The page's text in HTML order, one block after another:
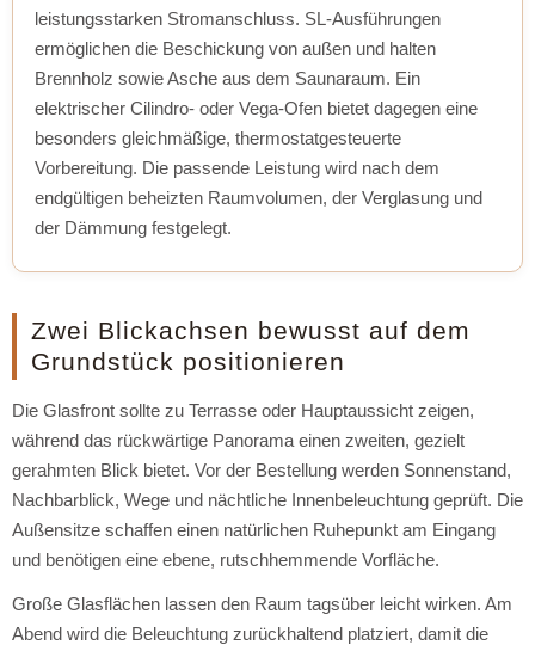
leistungsstarken Stromanschluss. SL-Ausführungen
ermöglichen die Beschickung von außen und halten
Brennholz sowie Asche aus dem Saunaraum. Ein
elektrischer Cilindro- oder Vega-Ofen bietet dagegen eine
besonders gleichmäßige, thermostatgesteuerte
Vorbereitung. Die passende Leistung wird nach dem
endgültigen beheizten Raumvolumen, der Verglasung und
der Dämmung festgelegt.
Zwei Blickachsen bewusst auf dem
Grundstück positionieren
Die Glasfront sollte zu Terrasse oder Hauptaussicht zeigen,
während das rückwärtige Panorama einen zweiten, gezielt
gerahmten Blick bietet. Vor der Bestellung werden Sonnenstand,
Nachbarblick, Wege und nächtliche Innenbeleuchtung geprüft. Die
Außensitze schaffen einen natürlichen Ruhepunkt am Eingang
und benötigen eine ebene, rutschhemmende Vorfläche.
Große Glasflächen lassen den Raum tagsüber leicht wirken. Am
Abend wird die Beleuchtung zurückhaltend platziert, damit die